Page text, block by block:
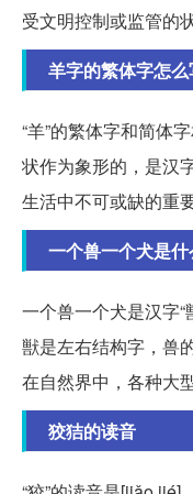
受文明控制或监管的
羊字的繁体字怎么
“羊”的繁体字和简体
状作为象形的，是汉
生活中不可或缺的重
一个兽一个犬是
一个兽一个犬是汉字“
獣是左右结构字，兽
在自然界中，各种大
狡狤的读音